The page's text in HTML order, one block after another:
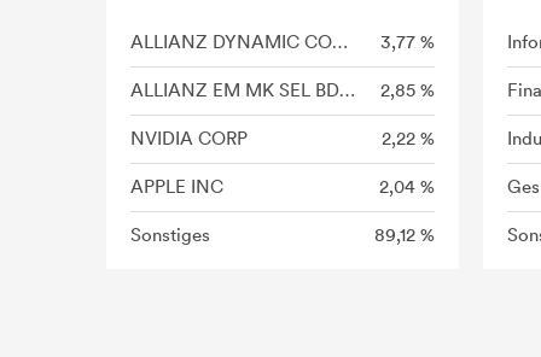
ALLIANZ DYNAMIC COMMODITIES I (H2-EUR) 3,77 %
ALLIANZ EM MK SEL BD-WTH2EUR 2,85 %
NVIDIA CORP 2,22 %
APPLE INC 2,04 %
Sonstiges 89,12 %